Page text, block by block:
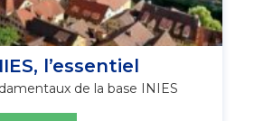
l’essentiel
de la base INIES